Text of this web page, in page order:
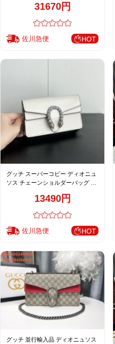
31670円
佐川急便 HOT
グッチ スーパーコピー ディオニュ
ソス チェーンショルダーバッグ ホ
13490円
佐川急便 HOT
グッチ 並行輸入品 ディオニュソス